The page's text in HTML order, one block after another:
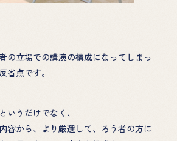
の立場での講演の構成になってしまっ
省点です。
いうだけでなく、
容から、より厳選して、ろう者の方に